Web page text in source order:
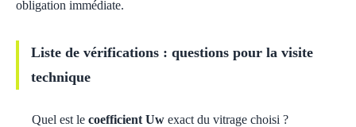
obligation immédiate.
Liste de vérifications : questions pour la visite
technique
Quel est le coefficient Uw exact du vitrage choisi ?